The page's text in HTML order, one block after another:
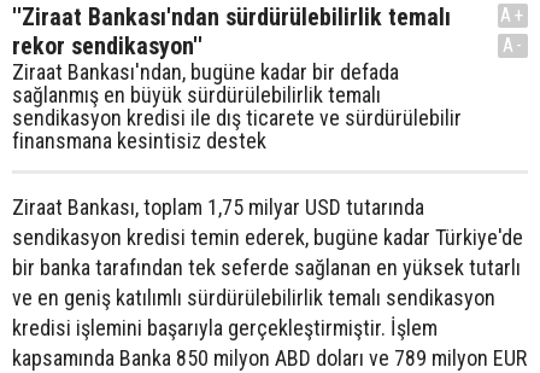
''Ziraat Bankası'ndan sürdürülebilirlik temalı
rekor sendikasyon''
Ziraat Bankası'ndan, bugüne kadar bir defada
sağlanmış en büyük sürdürülebilirlik temalı
sendikasyon kredisi ile dış ticarete ve sürdürülebilir
finansmana kesintisiz destek
A+
A-
Ziraat Bankası, toplam 1,75 milyar USD tutarında
sendikasyon kredisi temin ederek, bugüne kadar Türkiye'de
bir banka tarafından tek seferde sağlanan en yüksek tutarlı
ve en geniş katılımlı sürdürülebilirlik temalı sendikasyon
kredisi işlemini başarıyla gerçekleştirmiştir. İşlem
kapsamında Banka 850 milyon ABD doları ve 789 milyon EUR